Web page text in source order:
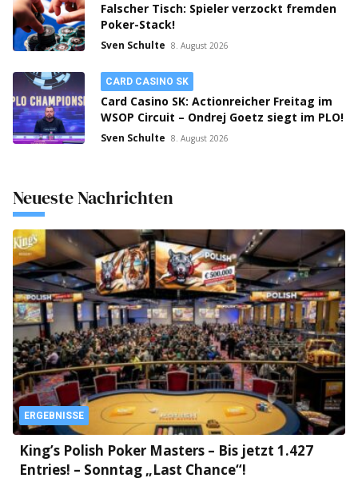
Falscher Tisch: Spieler verzockt fremden
Poker-Stack!
Sven Schulte 8. August 2026
CARD CASINO SK
Card Casino SK: Actionreicher Freitag im
WSOP Circuit – Ondrej Goetz siegt im PLO!
Sven Schulte 8. August 2026
Neueste Nachrichten
ERGEBNISSE
King’s Polish Poker Masters – Bis jetzt 1.427
Entries! – Sonntag „Last Chance“!